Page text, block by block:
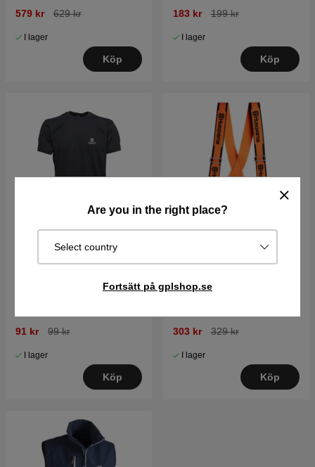
Are you in the right place?
Select country
Fortsätt på gplshop.se
579 kr
629 kr
I lager
Köp
183 kr 199 kr
I lager
Köp
Husqvarna T-Shirt - litet
91 kr 99 kr
I lager
Köp
Husqvarna Hängslen
Hängslen för midjebyxa
303 kr 329 kr
I lager
Köp